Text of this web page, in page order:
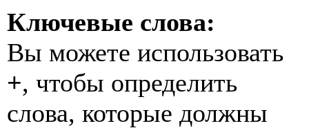
Ключевые слова:
Вы можете использовать
+, чтобы определить
слова, которые должны